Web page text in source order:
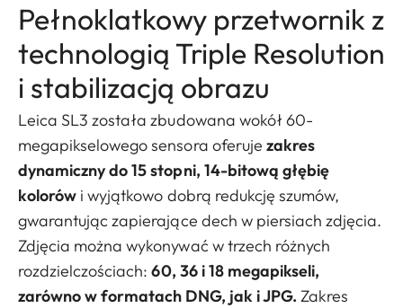
Pełnoklatkowy przetwornik z
technologią Triple Resolution
i stabilizacją obrazu
Leica SL3 została zbudowana wokół 60-
megapikselowego sensora oferuje zakres
dynamiczny do 15 stopni, 14-bitową głębię
kolorów i wyjątkowo dobrą redukcję szumów,
gwarantując zapierające dech w piersiach zdjęcia.
Zdjęcia można wykonywać w trzech różnych
rozdzielczościach:60, 36 i 18 megapikseli,
zarówno w formatach DNG, jak i JPG. Zakres